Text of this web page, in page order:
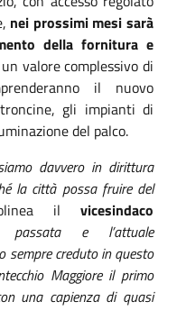
nei prossimi mesi sarà
della fornitura e
valore complessivo di
il nuovo
gli impianti di
del palco.
davvero in dirittura
la città possa fruire del
il vicesindaco
passata e l’attuale
sempre creduto in questo
Maggiore il primo
una capienza di quasi